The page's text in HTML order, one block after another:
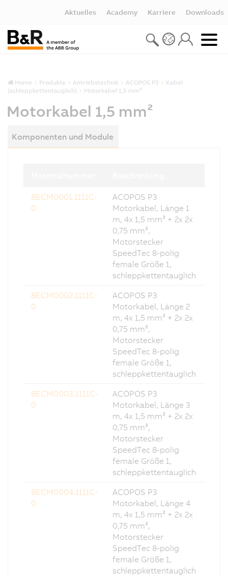
Aktuelles Academy Karriere Downloads
Home Produkte Antriebstechnik ACOPOS P3
Kabel
(schleppkettentauglich)
Motorkabel 1,5 mm²
Motorkabel 1,5 mm²
Komponenten und Module
8ECM0001.1111C-
0
ACOPOS P3
Motorkabel, Länge 1
m, 4x 1,5 mm² + 2x 2x
0,75 mm²,
Motorstecker
SpeedTec 8-polig
female Größe 1,
schleppkettentauglich
8ECM0002.1111C-
0
ACOPOS P3
Motorkabel, Länge 2
m, 4x 1,5 mm² + 2x 2x
0,75 mm²,
Motorstecker
SpeedTec 8-polig
female Größe 1,
schleppkettentauglich
8ECM0003.1111C-
0
ACOPOS P3
Motorkabel, Länge 3
m, 4x 1,5 mm² + 2x 2x
0,75 mm²,
Motorstecker
SpeedTec 8-polig
female Größe 1,
schleppkettentauglich
8ECM0004.1111C-
0
ACOPOS P3
Motorkabel, Länge 4
m, 4x 1,5 mm² + 2x 2x
0,75 mm²,
Motorstecker
SpeedTec 8-polig
female Größe 1,
schleppkettentauglich